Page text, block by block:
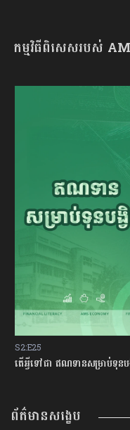
កម្មវិធីពិសេសរបស់
S1:E5
ព័ត៌មានសង្ខេប